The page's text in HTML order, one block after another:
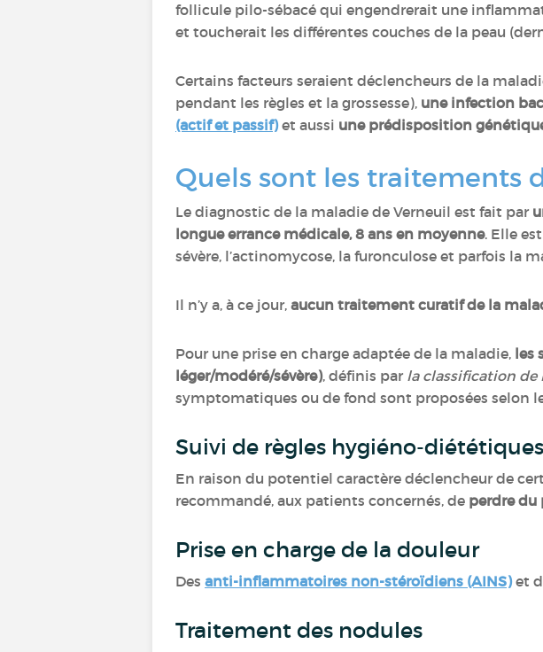
follicule pilo-sébacé qui engendrerait une
et toucherait les différentes couches de la peau
Certains facteurs seraient déclencheurs de la
pendant les règles et la grossesse), une infection
(actif et passif)et aussi une prédisposition
Quels sont les traitements
Le diagnostic de la maladie de Verneuil est fait par
longue errance médicale, 8 ans en moyenne. Elle
sévère, l’actinomycose, la furonculose et parfois la
Il n’y a, à ce jour, aucun traitement curatif de la
Pour une prise en charge adaptée de la maladie, les
léger/modéré/sévère), définis par la classification de
symptomatiques ou de fond sont proposées selon
Suivi de règles hygiéno-diététiques
En raison du potentiel caractère déclencheur de
recommandé, aux patients concernés, de perdre du
Prise en charge de la douleur
Des anti-inflammatoires non-stéroïdiens (AINS)et
Traitement des nodules